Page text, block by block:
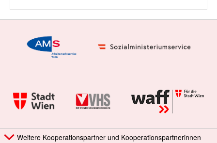
Weitere Kooperationspartner und Kooperationspartnerinnen